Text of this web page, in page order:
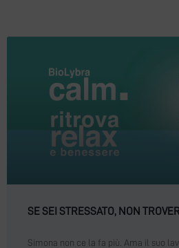
SE SEI STRESSATO, NON
Simona non ce la fa più. Ama il suo